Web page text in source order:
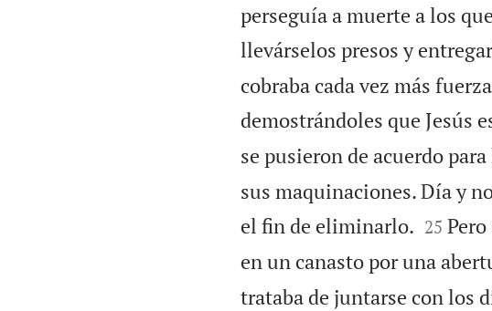
perseguía a muerte a los
llevárselos presos y
cobraba cada vez más
demostrándoles que Jesús
se pusieron de acuerdo
sus maquinaciones. Día y
el fin de eliminarlo.
25
en un canasto por una
trataba de juntarse con los